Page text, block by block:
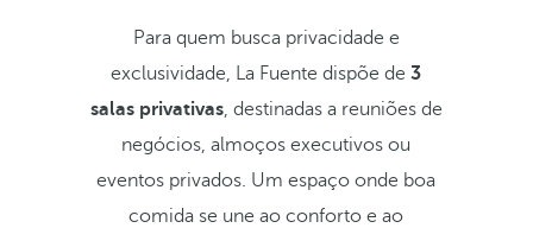
Para quem busca privacidade e
exclusividade, La Fuente dispõe de3
salas privativas, destinadas a reuniões de
negócios, almoços executivos ou
eventos privados. Um espaço onde boa
comida se une ao conforto e ao